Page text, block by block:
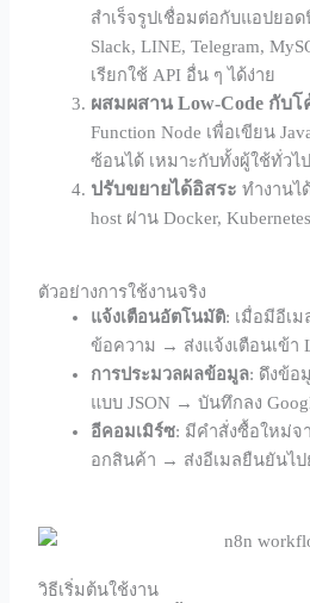
สำเร็จรูปเชื่อมต่อกับแอปยอด
Slack, LINE, Telegram,
เรียกใช้ API อื่น ๆ ได้ง่าย
ผสมผสาน Low-Code กับโ
Function Node เพื่อเขียน
ซ้อนได้ เหมาะกับทั้งผู้ใช้ทั่ว
ปรับขยายได้อิสระทำงานไ
host ผ่าน Docker,
ตัวอย่างการใช้งานจริง
แจ้งเตือนอัตโนมัติ: เมื่อมีอีเ
ข้อความ → ส่งแจ้งเตือนเข้า
การประมวลผลข้อมูล: ดึงข้อ
แบบ JSON → บันทึกลง
อีคอมเมิร์ซ: มีคำสั่งซื้อใหม่จ
อกสินค้า → ส่งอีเมลยืนยันไป
วิธีเริ่มต้นใช้งาน